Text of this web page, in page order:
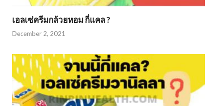
เอลเซ่ครีมกล้วยหอม กี่แคล ?
December 2, 2021